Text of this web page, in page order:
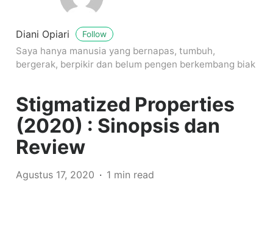
Diani Opiari Follow
Saya hanya manusia yang bernapas, tumbuh,
bergerak, berpikir dan belum pengen berkembang biak
Stigmatized Properties
(2020) : Sinopsis dan
Review
Agustus 17, 2020 1 min read